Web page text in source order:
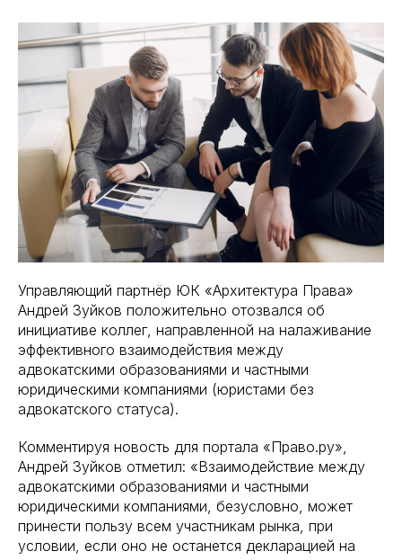
Управляющий партнёр ЮК «Архитектура Права»
Андрей Зуйков положительно отозвался об
инициативе коллег, направленной на налаживание
эффективного взаимодействия между
адвокатскими образованиями и частными
юридическими компаниями (юристами без
адвокатского статуса).
Комментируя новость для портала «Право.ру»,
Андрей Зуйков отметил: «Взаимодействие между
адвокатскими образованиями и частными
юридическими компаниями, безусловно, может
принести пользу всем участникам рынка, при
условии, если оно не останется декларацией на